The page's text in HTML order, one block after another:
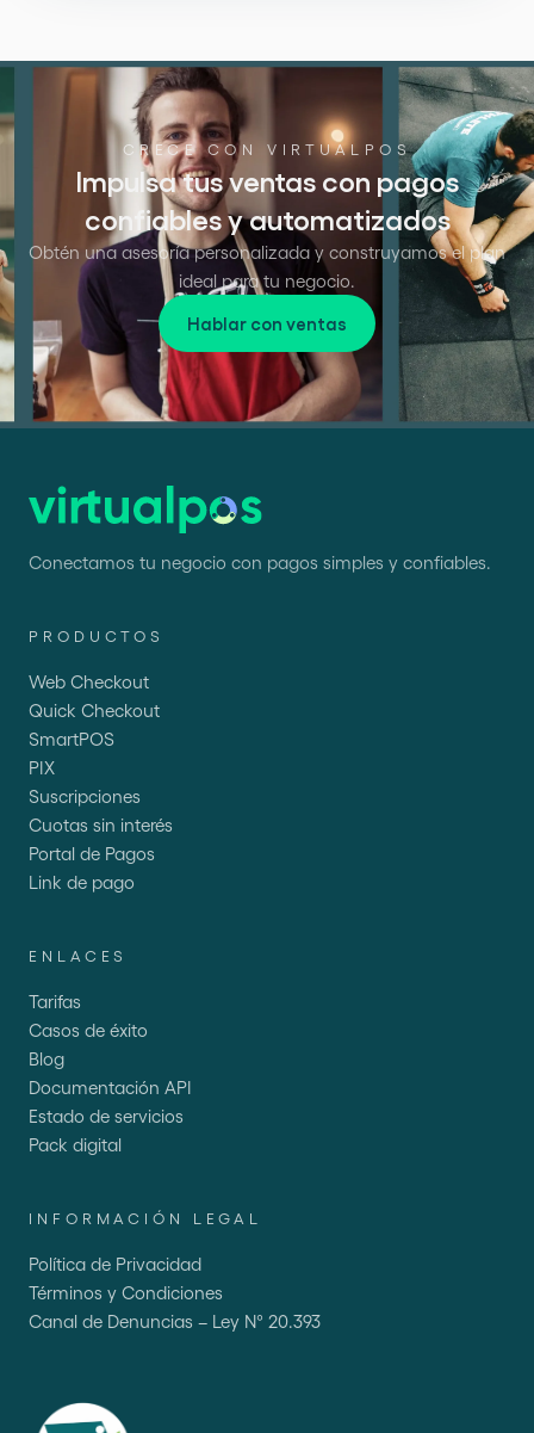
CRECE CON VIRTUALPOS
Impulsa tus ventas con pagos
confiables y automatizados
Obtén una asesoría personalizada y construyamos el plan
ideal para tu negocio.
Hablar con ventas
Conectamos tu negocio con pagos simples y confiables.
PRODUCTOS
Web Checkout
Quick Checkout
SmartPOS
PIX
Suscripciones
Cuotas sin interés
Portal de Pagos
Link de pago
ENLACES
Tarifas
Casos de éxito
Blog
Documentación API
Estado de servicios
Pack digital
INFORMACIÓN LEGAL
Política de Privacidad
Términos y Condiciones
Canal de Denuncias – Ley N° 20.393